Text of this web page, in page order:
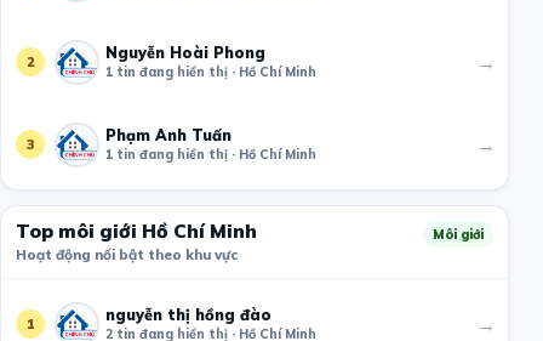
2 Nguyễn Hoài Phong
1 tin đang hiển thị · Hồ Chí Minh →
3 Phạm Anh Tuấn
1 tin đang hiển thị · Hồ Chí Minh →
Top môi giới Hồ Chí Minh
Hoạt động nổi bật theo khu vực
Môi giới
1 nguyễn thị hồng đào
2 tin đang hiển thị · Hồ Chí Minh →